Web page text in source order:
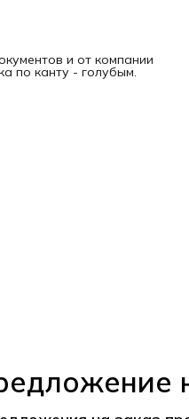
и от компании
по канту - голубым.